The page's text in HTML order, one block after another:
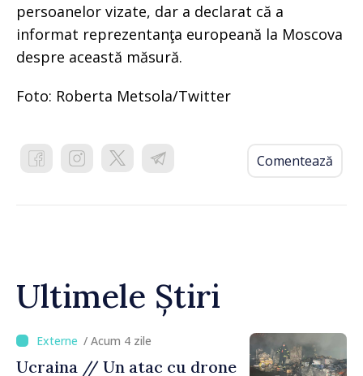
persoanelor vizate, dar a declarat că a
informat reprezentanţa europeană la Moscova
despre această măsură.
Foto: Roberta Metsola/Twitter
Comentează
Ultimele Știri
/ Acum 4 zile
Ucraina // Un atac cu drone